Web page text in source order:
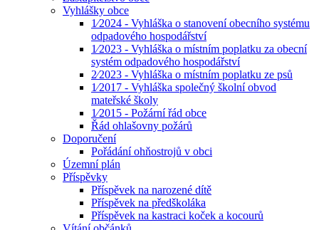
Vyhlášky obce
1⁄2024 - Vyhláška o stanovení obecního systému
odpadového hospodářství
1⁄2023 - Vyhláška o místním poplatku za obecní
systém odpadového hospodářství
2⁄2023 - Vyhláška o místním poplatku ze psů
1⁄2017 - Vyhláška společný školní obvod
mateřské školy
1⁄2015 - Požární řád obce
Řád ohlašovny požárů
Doporučení
Pořádání ohňostrojů v obci
Územní plán
Příspěvky
Příspěvek na narozené dítě
Příspěvek na předškoláka
Příspěvek na kastraci koček a kocourů